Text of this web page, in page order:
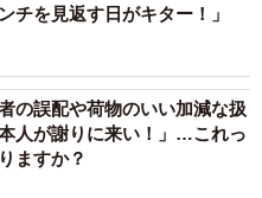
を見返す日がキター！」
の誤配や荷物のいい加減な扱
人が謝りに来い！」…これっ
ますか？